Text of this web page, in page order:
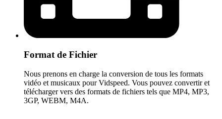
Format de Fichier
Nous prenons en charge la conversion de tous les formats
vidéo et musicaux pour Vidspeed. Vous pouvez convertir et
télécharger vers des formats de fichiers tels que MP4, MP3,
3GP, WEBM, M4A.